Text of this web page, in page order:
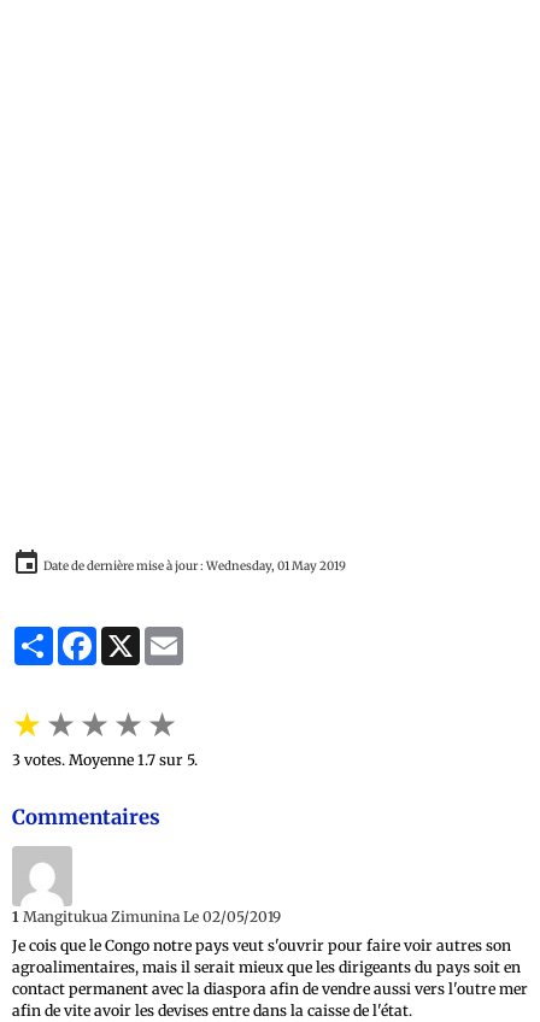
Date de dernière mise à jour : Wednesday, 01 May 2019
PartagerFacebook
X
★★★★★
3 votes. Moyenne 1.7 sur 5.
Commentaires
1 Mangitukua Zimunina Le 02/05/2019
Je cois que le Congo notre pays veut s'ouvrir pour faire voir autres son
agroalimentaires, mais il serait mieux que les dirigeants du pays soit en
contact permanent avec la diaspora afin de vendre aussi vers l'outre mer
afin de vite avoir les devises entre dans la caisse de l'état.